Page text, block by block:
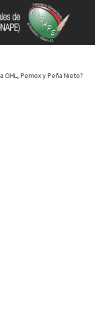
Pemex y Peña Nieto?